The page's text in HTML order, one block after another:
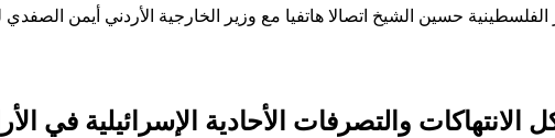
الفلسطينية حسين الشيخ اتصالا هاتفيا مع وزير الخارجية الأردني أيمن
والتصرفات الأحادية الإسرائيلية في